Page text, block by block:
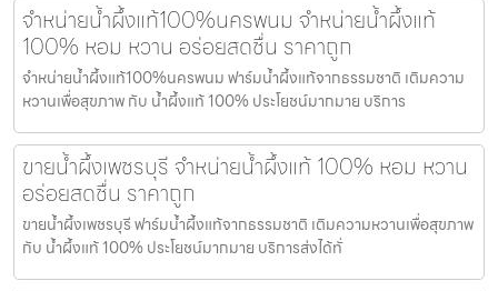
จำหน่ายน้ำผึ้งแท้100%นครพนม จำหน่ายน้ำผึ้งแท้
100% หอม หวาน อร่อยสดชื่น ราคาถูก
จำหน่ายน้ำผึ้งแท้100%นครพนม ฟาร์มน้ำผึ้งแท้จากธรรมชาติ เติมความ
หวานเพื่อสุขภาพ กับ น้ำผึ้งแท้ 100% ประโยชน์มากมาย บริการ
ขายน้ำผึ้งเพชรบุรี จำหน่ายน้ำผึ้งแท้ 100% หอม หวาน
อร่อยสดชื่น ราคาถูก
ขายน้ำผึ้งเพชรบุรี ฟาร์มน้ำผึ้งแท้จากธรรมชาติ เติมความหวานเพื่อสุขภาพ
กับ น้ำผึ้งแท้ 100% ประโยชน์มากมาย บริการส่งได้ทั่